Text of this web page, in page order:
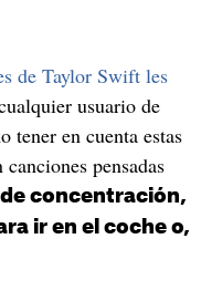
de Taylor Swift les
usuario de
tener en cuenta estas
pensadas
concentración,
ir en el coche o,